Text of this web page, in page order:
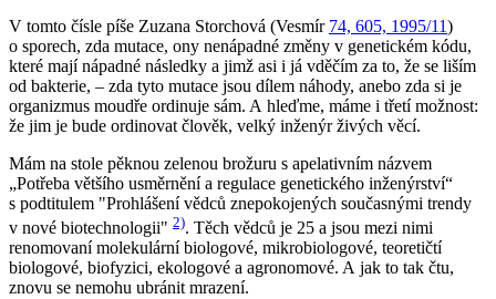
V tomto čísle píše Zuzana Storchová (Vesmír 74, 605, 1995/11)
o sporech, zda mutace, ony nenápadné změny v genetickém kódu,
které mají nápadné následky a jimž asi i já vděčím za to, že se liším
od bakterie, – zda tyto mutace jsou dílem náhody, anebo zda si je
organizmus moudře ordinuje sám. A hleďme, máme i třetí možnost:
že jim je bude ordinovat člověk, velký inženýr živých věcí.
Mám na stole pěknou zelenou brožuru s apelativním názvem
„Potřeba většího usměrnění a regulace genetického inženýrství“
s podtitulem "Prohlášení vědců znepokojených současnými trendy
v nové biotechnologii" 2). Těch vědců je 25 a jsou mezi nimi
renomovaní molekulární biologové, mikrobiologové, teoretičtí
biologové, biofyzici, ekologové a agronomové. A jak to tak čtu,
znovu se nemohu ubránit mrazení.